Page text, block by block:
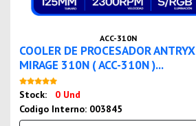
ACC-310N
COOLER DE PROCESADOR ANTRYX
MIRAGE 310N ( ACC-310N )...
Stock:
0 Und
Codigo Interno: 003845